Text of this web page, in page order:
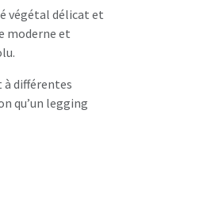
végétal délicat et
moderne et
à différentes
qu’un legging